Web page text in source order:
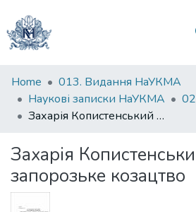
Communities
&
Collections
Statistics
Home
013. Видання НаУКМА
Наукові записки НаУКМА
Захарія Копистенський про запорозьке козацтво
Захарія
запорозьке козацтво